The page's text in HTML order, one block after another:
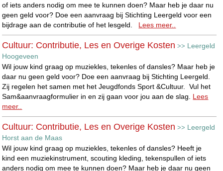
of iets anders nodig om mee te kunnen doen? Maar heb je daar nu
geen geld voor? Doe een aanvraag bij Stichting Leergeld voor een
bijdrage aan de contributie of het lesgeld. Lees meer..
Cultuur: Contributie, Les en Overige Kosten >> Leergeld
Hoogeveen
Wil jouw kind graag op muziekles, tekenles of dansles? Maar heb je
daar nu geen geld voor? Doe een aanvraag bij Stichting Leergeld.
Zij regelen het samen met het Jeugdfonds Sport &Cultuur. Vul het
Sam&aanvraagformulier in en zij gaan voor jou aan de slag. Lees
meer..
Cultuur: Contributie, Les en Overige Kosten >> Leergeld
Horst aan de Maas
Wil jouw kind graag op muziekles, tekenles of dansles? Heeft je
kind een muziekinstrument, scouting kleding, tekenspullen of iets
anders nodig om mee te kunnen doen? Maar heb je daar nu geen